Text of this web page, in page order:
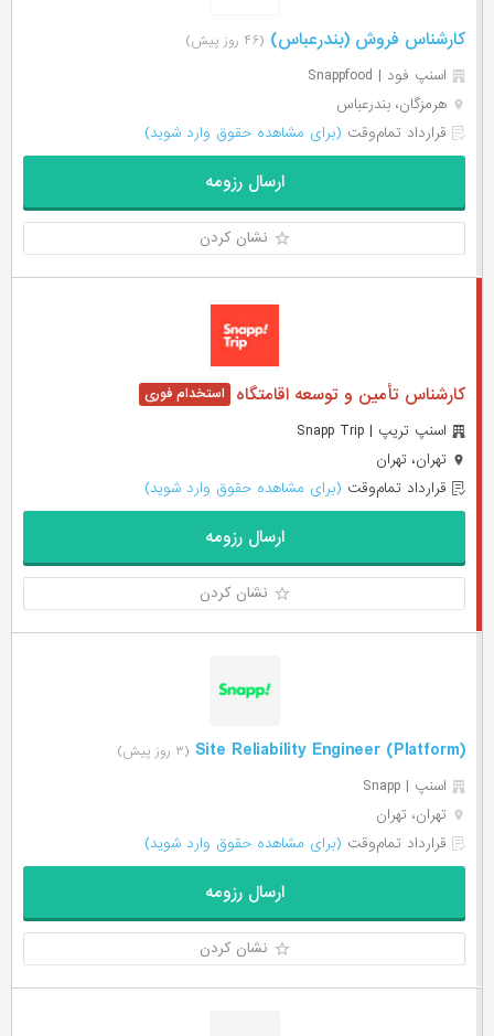
کارشناس فروش (بندرعباس) (۴۶ روز پیش)
اسنپ فود | Snappfood
هرمزگان، بندرعباس
قرارداد تمام‌وقت (برای مشاهده حقوق وارد شوید)
ارسال رزومه
نشان کردن
کارشناس تأمین و توسعه اقامتگاه
اسنپ تریپ | Snapp Trip
تهران، تهران
قرارداد تمام‌وقت (برای مشاهده حقوق وارد شوید)
ارسال رزومه
نشان کردن
(Site Reliability Engineer (Platform (۳ روز پیش)
اسنپ | Snapp
تهران، تهران
قرارداد تمام‌وقت (برای مشاهده حقوق وارد شوید)
ارسال رزومه
نشان کردن